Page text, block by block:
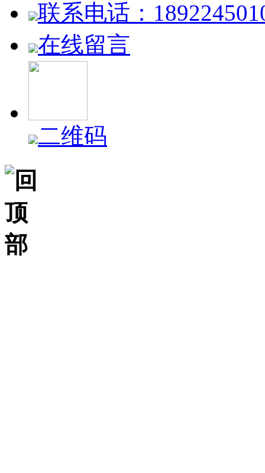
联系电话：
在线留言
二维码